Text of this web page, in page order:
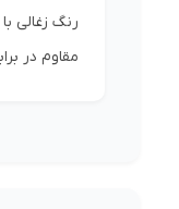
رنگ زغالی
مقاوم در